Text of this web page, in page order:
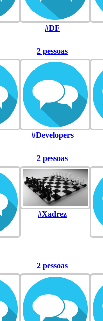
#DF
2 pessoas
#Developers
2 pessoas
#Xadrez
2 pessoas